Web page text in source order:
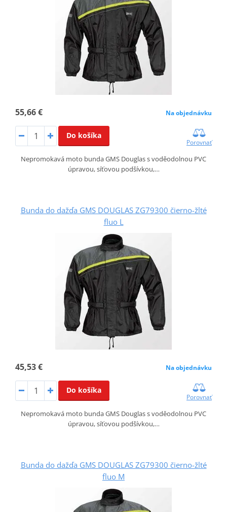
55,66 € Na objednávku
Do košíka
Porovnať
Nepromokavá moto bunda GMS Douglas s voděodolnou PVC
úpravou, síťovou podšívkou,…
Bunda do dažďa GMS DOUGLAS ZG79300 čierno-žlté
fluo L
45,53 € Na objednávku
Do košíka
Porovnať
Nepromokavá moto bunda GMS Douglas s voděodolnou PVC
úpravou, síťovou podšívkou,…
Bunda do dažďa GMS DOUGLAS ZG79300 čierno-žlté
fluo M